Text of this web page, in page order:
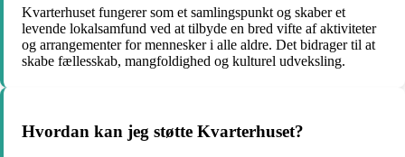
Kvarterhuset fungerer som et samlingspunkt og skaber et
levende lokalsamfund ved at tilbyde en bred vifte af aktiviteter
og arrangementer for mennesker i alle aldre. Det bidrager til at
skabe fællesskab, mangfoldighed og kulturel udveksling.
Hvordan kan jeg støtte Kvarterhuset?